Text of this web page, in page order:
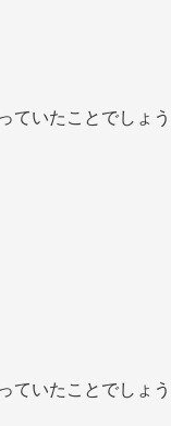
ていたことでしょ
ていたことでしょ